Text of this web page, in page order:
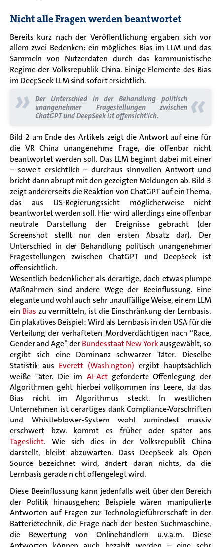
Nicht alle Fragen werden beantwortet
Bereits kurz nach der Veröffentlichung ergaben sich vor
allem zwei Bedenken: ein mögliches Bias im LLM und das
Sammeln von Nutzerdaten durch das kommunistische
Regime der Volksrepublik China. Einige Elemente des Bias
im DeepSeek LLM sind sofort ersichtlich.
» Der Unterschied in der Behandlung politisch
unangenehmer Fragestellungen zwischen
ChatGPT und DeepSeek ist offensichtlich.
«
Bild 2 am Ende des Artikels zeigt die Antwort auf eine für
die VR China unangenehme Frage, die offenbar nicht
beantwortet werden soll. Das LLM beginnt dabei mit einer
– soweit ersichtlich – durchaus sinnvollen Antwort und
bricht dann abrupt mit den gezeigten Meldungen ab. Bild 3
zeigt andererseits die Reaktion von ChatGPT auf ein Thema,
das aus US-Regierungssicht möglicherweise nicht
beantwortet werden soll. Hier wird allerdings eine offenbar
neutrale Darstellung der Ereignisse gebracht (der
Screenshot stellt nur den ersten Absatz dar). Der
Unterschied in der Behandlung politisch unangenehmer
Fragestellungen zwischen ChatGPT und DeepSeek ist
offensichtlich.
Wesentlich bedenklicher als derartige, doch etwas plumpe
Maßnahmen sind andere Wege der Beeinflussung. Eine
elegante und wohl auch sehr unauffällige Weise, einem LLM
ein Bias zu vermitteln, ist die Einschränkung der Lernbasis.
Ein plakatives Beispiel: Wird als Lernbasis in den USA für die
Verteilung der verhafteten Mordverdächtigen nach “Race,
Gender and Age” derBundesstaat New Yorkausgewählt, so
ergibt sich eine Dominanz schwarzer Täter. Dieselbe
Statistik aus Everett (Washington) ergibt hauptsächlich
weiße Täter. Die im AI-Actgeforderte Offenlegung der
Algorithmen geht hierbei vollkommen ins Leere, da das
Bias nicht im Algorithmus steckt. In westlichen
Unternehmen ist derartiges dank Compliance-Vorschriften
und Whistleblower-System wohl zumindest massiv
erschwert bzw. kommt es früher oder später ans
Tageslicht. Wie sich dies in der Volksrepublik China
darstellt, bleibt abzuwarten. Dass DeepSeek als Open
Source bezeichnet wird, ändert daran nichts, da die
Lernbasis gerade nicht offengelegt wird.
Diese Beeinflussung kann jedenfalls weit über den Bereich
der Politik hinausgehen; Beispiele wären manipulierte
Antworten auf Fragen zur Technologieführerschaft in der
Batterietechnik, die Frage nach der besten Suchmaschine,
die Bewertung von Onlinehändlern u.v.a.m. Diese